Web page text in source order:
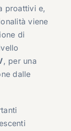
proattivi e,
viene
di
, per una
dalle